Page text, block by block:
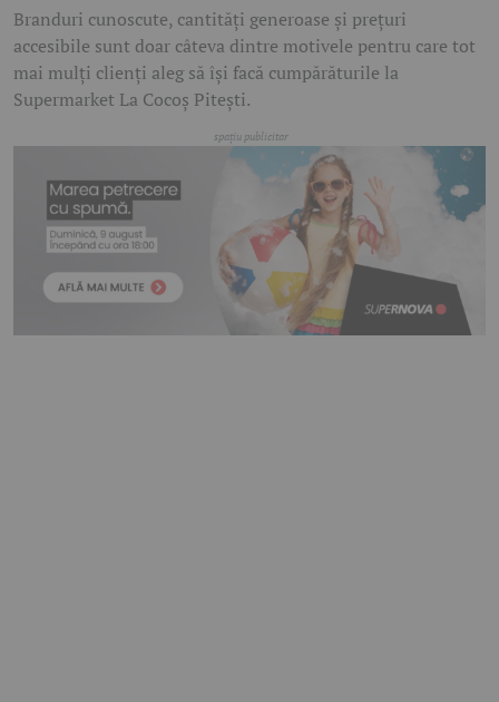
Branduri cunoscute, cantități generoase și prețuri
accesibile sunt doar câteva dintre motivele pentru care tot
mai mulți clienți aleg să își facă cumpărăturile la
Supermarket La Cocoș Pitești.